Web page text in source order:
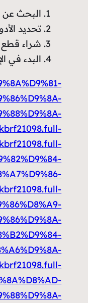
البحث عن
تحديد
شراء قطع
البدء في